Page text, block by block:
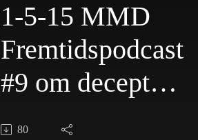
1-5-15 MMD
Fremtidspodcast
#9 om deceptive
patterns med
80